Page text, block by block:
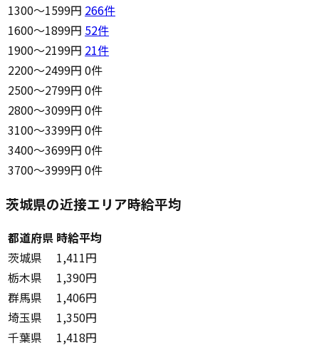
1300〜1599円 266件
1600〜1899円 52件
1900〜2199円 21件
2200〜2499円 0件
2500〜2799円 0件
2800〜3099円 0件
3100〜3399円 0件
3400〜3699円 0件
3700〜3999円 0件
茨城県の近接エリア時給平均
都道府県 時給平均
茨城県
1,411円
栃木県
1,390円
群馬県
1,406円
埼玉県
1,350円
千葉県
1,418円